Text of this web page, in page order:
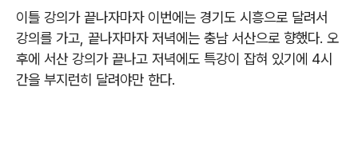
이틀 강의가 끝나자마자 이번에는 경기도 시흥으로 달려서
강의를 가고 끝나자마자 저녁에는 충남 서산으로 향했다. 오
후에 서산 강의가 끝나고 저녁에도 특강이 잡혀 있기에 4시
간을 부지런히 달려야만 한다.